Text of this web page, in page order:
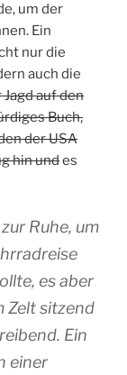
um der
Ein
nur die
auch die
auf den
Buch,
der USA
hin undes
Ruhe, um
es aber
Zelt sitzend
Ein
einer